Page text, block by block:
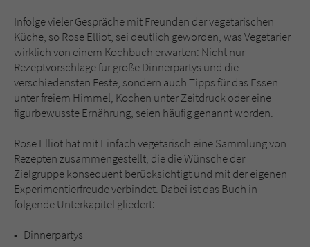
Infolge vieler Gespräche mit Freunden der vegetarischen
Küche, so Rose Elliot, sei deutlich geworden, was Vegetarier
wirklich von einem Kochbuch erwarten: Nicht nur
Rezeptvorschläge für große Dinnerpartys und die
verschiedensten Feste, sondern auch Tipps für das Essen
unter freiem Himmel, Kochen unter Zeitdruck oder eine
figurbewusste Ernährung, seien häufig genannt worden.
Rose Elliot hat mit Einfach vegetarisch eine Sammlung von
Rezepten zusammengestellt, die die Wünsche der
Zielgruppe konsequent berücksichtigt und mit der eigenen
Experimentierfreude verbindet. Dabei ist das Buch in
folgende Unterkapitel gliedert:
Dinnerpartys